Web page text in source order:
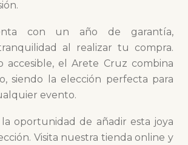
con un año de garantía,
al realizar tu compra.
accesible, el Arete Cruz combina
siendo la elección perfecta para
evento.
oportunidad de añadir esta joya
Visita nuestra tienda online y